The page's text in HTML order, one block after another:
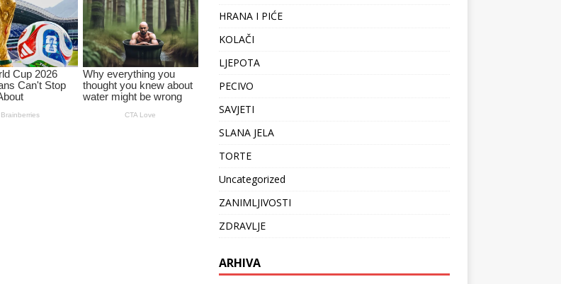
HRANA I PIĆE
KOLAČI
LJEPOTA
PECIVO
SAVJETI
SLANA JELA
TORTE
Uncategorized
ZANIMLJIVOSTI
ZDRAVLJE
ARHIVA